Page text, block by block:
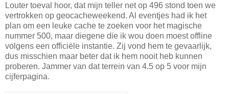
Louter toeval hoor, dat mijn teller net op 496 stond toen we
vertrokken op geocacheweekend. Al eventjes had ik het
plan om een leuke cache te zoeken voor het magische
nummer 500, maar diegene die ik wou doen moest offline
volgens een officiële instantie. Zij vond hem te gevaarlijk,
dus misschien maar beter dat ik hem nooit heb kunnen
proberen. Jammer van dat terrein van 4.5 op 5 voor mijn
cijferpagina.